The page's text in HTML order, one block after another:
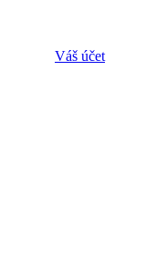
Váš účet